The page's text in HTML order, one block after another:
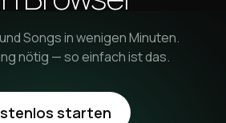
Songs in wenigen Minuten.
nötig — so einfach ist das.
starten